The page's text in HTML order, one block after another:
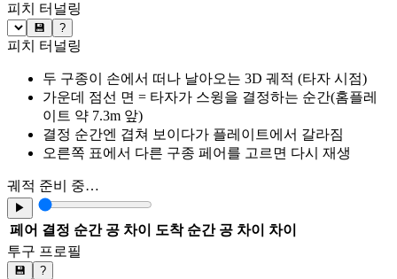
피치 터널링
💾 ?
피치 터널링
두 구종이 손에서 떠나 날아오는 3D 궤적 (타자 시점)
가운데 점선 면 = 타자가 스윙을 결정하는 순간(홈플레
이트 약 7.3m 앞)
결정 순간엔 겹쳐 보이다가 플레이트에서 갈라짐
오른쪽 표에서 다른 구종 페어를 고르면 다시 재생
궤적 준비 중…
▶
페어 결정 순간 공 차이 도착 순간 공 차이
차이
투구 프로필
💾 ?